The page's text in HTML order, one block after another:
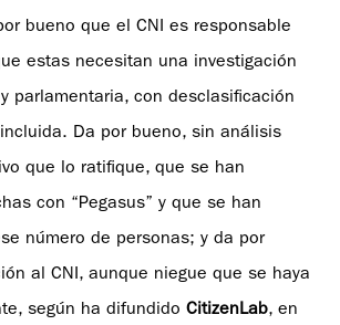
bueno que el CNI es responsable
estas necesitan una investigación
parlamentaria, con desclasificación
Da por bueno, sin análisis
que lo ratifique, que se han
con “Pegasus” y que se han
número de personas; y da por
al CNI, aunque niegue que se haya
según ha difundido CitizenLab, en